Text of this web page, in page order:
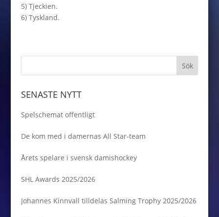
5) Tjeckien.
6) Tyskland.
SENASTE NYTT
Spelschemat offentligt
De kom med i damernas All Star-team
Årets spelare i svensk damishockey
SHL Awards 2025/2026
Johannes Kinnvall tilldelas Salming Trophy 2025/2026